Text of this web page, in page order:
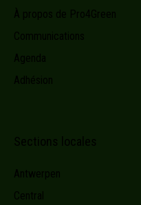
À propos de Pro4Green
Communications
Agenda
Adhésion
Sections locales
Antwerpen
Central